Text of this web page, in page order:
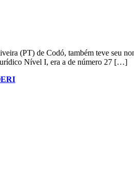
(PT) de Codó, também teve seu
Nível I, era a de número 27 […]